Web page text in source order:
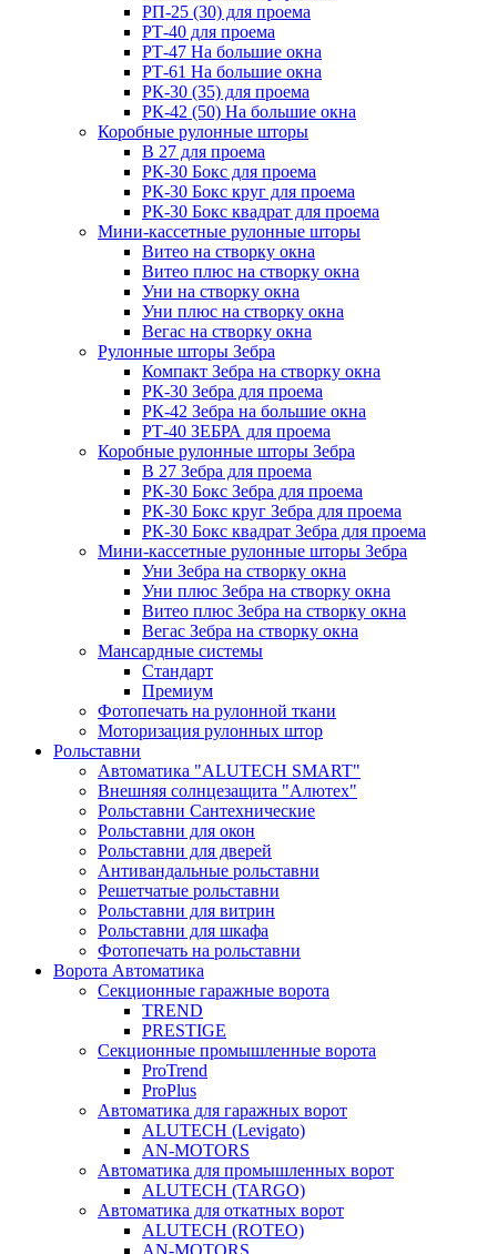
РП-25 (30) для проема
РТ-40 для проема
РТ-47 На большие окна
РТ-61 На большие окна
РК-30 (35) для проема
РК-42 (50) На большие окна
Коробные рулонные шторы
B 27 для проема
РК-30 Бокс для проема
РК-30 Бокс круг для проема
РК-30 Бокс квадрат для проема
Мини-кассетные рулонные шторы
Витео на створку окна
Витео плюс на створку окна
Уни на створку окна
Уни плюс на створку окна
Вегас на створку окна
Рулонные шторы Зебра
Компакт Зебра на створку окна
РК-30 Зебра для проема
РК-42 Зебра на большие окна
РТ-40 ЗЕБРА для проема
Коробные рулонные шторы Зебра
B 27 Зебра для проема
РК-30 Бокс Зебра для проема
РК-30 Бокс круг Зебра для проема
РК-30 Бокс квадрат Зебра для проема
Мини-кассетные рулонные шторы Зебра
Уни Зебра на створку окна
Уни плюс Зебра на створку окна
Витео плюс Зебра на створку окна
Вегас Зебра на створку окна
Мансардные системы
Стандарт
Премиум
Фотопечать на рулонной ткани
Моторизация рулонных штор
Рольставни
Автоматика "ALUTECH SMART"
Внешняя солнцезащита "Алютех"
Рольставни Сантехнические
Рольставни для окон
Рольставни для дверей
Антивандальные рольставни
Решетчатые рольставни
Рольставни для витрин
Рольставни для шкафа
Фотопечать на рольставни
Ворота Автоматика
Секционные гаражные ворота
TREND
PRESTIGE
Секционные промышленные ворота
ProTrend
ProPlus
Автоматика для гаражных ворот
ALUTECH (Levigato)
AN-MOTORS
Автоматика для промышленных ворот
ALUTECH (TARGO)
Автоматика для откатных ворот
ALUTECH (ROTEO)
AN-MOTORS